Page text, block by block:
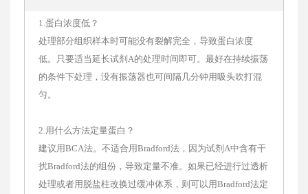
1.蛋白浓度低？
处理部分组织样本时可能没有裂解完全，导致蛋白浓度
低。只要适当延长试剂A的处理时间即可。最好在持续振荡
的条件下处理，没有振荡器也可间隔几分钟用吸头吹打混
匀。
2.用什么方法定量蛋白？
建议用BCA法。不适合用Bradford法，因为试剂A中含有干
扰Bradford法的组份，导致定量不准。如果已经进行过透析
处理或者用脱盐柱改换过缓冲体系，则可以用Bradford法定